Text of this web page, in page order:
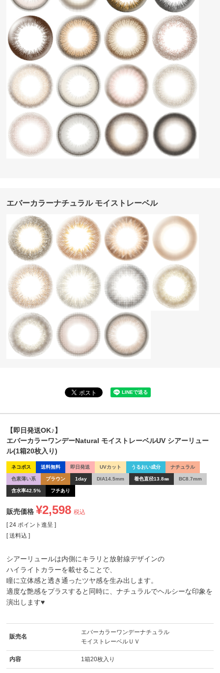
エバーカラーナチュラル モイストレーベル
【即日発送OK♪】
エバーカラーワンデーNatural モイストレーベルUV シアーリュー
ル(1箱20枚入り)
ネコポス 送料無料 即日発送 UVカット うるおい成分 ナチュラル
色素薄い系 ブラウン 1day DIA14.5mm 着色直径13.8㎜ BC8.7mm
含水率42.5% フチあり
販売価格 ¥2,598 税込
[ 24 ポイント進呈 ]
送料込
シアーリュールは内側にキラリと放射線デザインの
ハイライトカラーを載せることで、
瞳に立体感と透き通ったツヤ感を生み出します。
適度な艶感をプラスすると同時に、ナチュラルでヘルシーな印象を
演出します♥
販売名
エバーカラーワンデーナチュラル
モイストレーベルＵＶ
内容 1箱20枚入り